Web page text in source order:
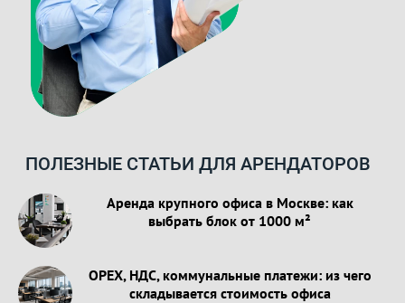
ПОЛЕЗНЫЕ СТАТЬИ ДЛЯ АРЕНДАТОРОВ
Аренда крупного офиса в Москве: как
выбрать блок от 1000 м²
OPEX, НДС, коммунальные платежи: из чего
складывается стоимость офиса